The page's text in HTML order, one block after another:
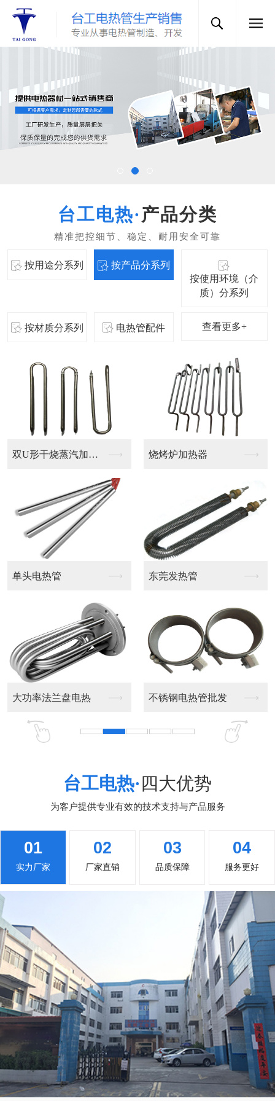
产品分类
按用途分系列
按产品分系列
按使用环境（介
质）分系列
按材质分系列 电热管配件 查看更多+
双U形干烧蒸汽加热管 烧烤炉加热器
管 东莞发热管
兰盘电热 不锈钢电热管批发
S形干烧
热得快
工业电
台工电热·四大优势
为客户提供专业有效的技术支持与产品服务
01
实力厂家
02
厂家直销
03
品质保障
04
服务更好